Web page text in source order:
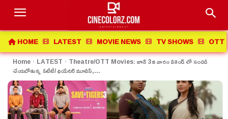
HOME LATEST MOVIE NEWS TV SHOWS OTT
Home LATEST Theatre/OTT Movies: జూన్ 3వ వారం వీకెండ్ లో సందడి
చేయబోతున్న ఓటీటీ/ థియేటర్ మూవీస్,...